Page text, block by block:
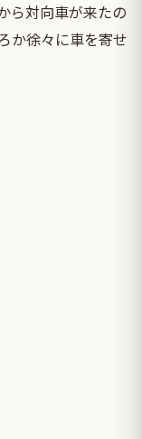
ら対向車が来たの
か徐々に車を寄せ